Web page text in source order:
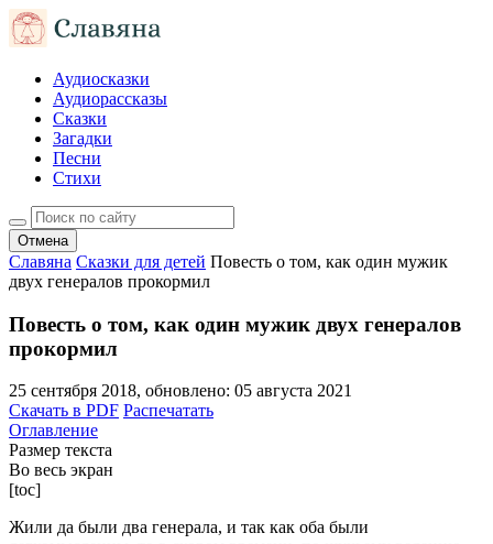
Аудиосказки
Аудиорассказы
Сказки
Загадки
Песни
Стихи
Отмена
Славяна Сказки для детей Повесть о том, как один мужик
двух генералов прокормил
Повесть о том, как один мужик двух генералов
прокормил
25 сентября 2018, обновлено: 05 августа 2021
Скачать в PDF Распечатать
Оглавление
Размер текста
Во весь экран
[toc]
Жили да были два генерала, и так как оба были